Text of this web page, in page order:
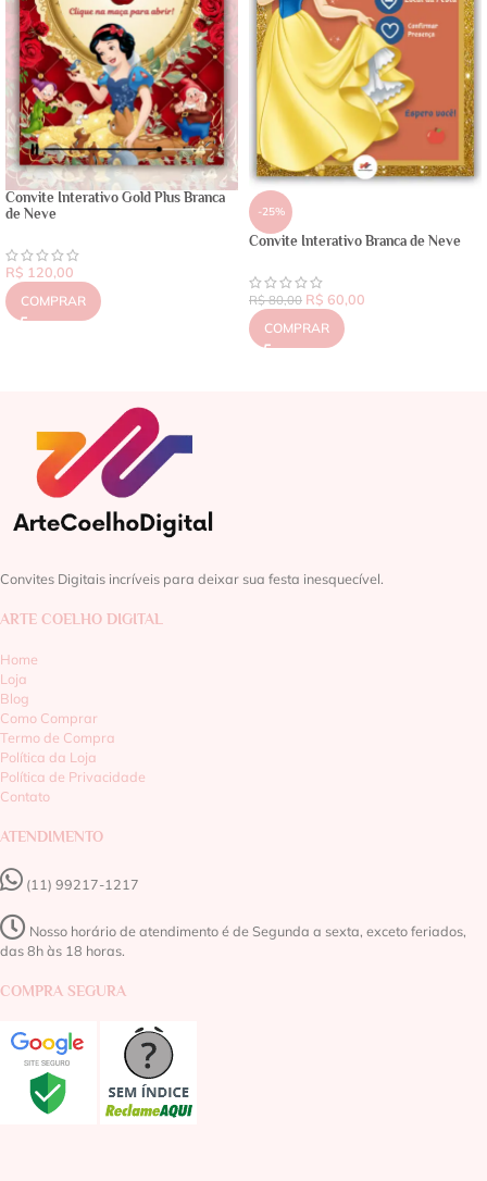
Convite Interativo Gold Plus Branca
de Neve
R$ 120,00
COMPRAR
-25%
Convite Interativo Branca de Neve
R$80,00 R$ 60,00
COMPRAR
Convites Digitais incríveis para deixar sua festa inesquecível.
ARTE COELHO DIGITAL
Home
Loja
Blog
Como Comprar
Termo de Compra
Política da Loja
Política de Privacidade
Contato
ATENDIMENTO
(11) 99217-1217‬
Nosso horário de atendimento é de Segunda a sexta, exceto feriados,
das 8h às 18 horas.
COMPRA SEGURA